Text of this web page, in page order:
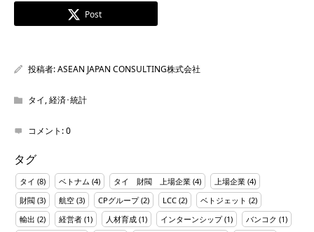
Post
投稿者:ASEAN JAPAN CONSULTING株式会社
タイ,経済･統計
コメント:0
タグ
タイ (8) ベトナム (4) タイ 財閥 上場企業 (4) 上場企業 (4)
財閥 (3) 航空 (3) CPグループ(2) LCC (2) ベトジェット (2)
輸出 (2) 経営者 (1) 人材育成 (1) インターンシップ(1) バンコク (1)